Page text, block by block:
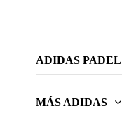
ADIDAS PADEL
MÁS ADIDAS